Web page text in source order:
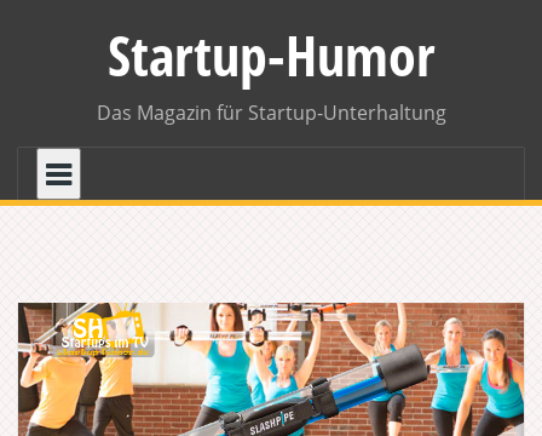
Startup-Humor
Das Magazin für Startup-Unterhaltung